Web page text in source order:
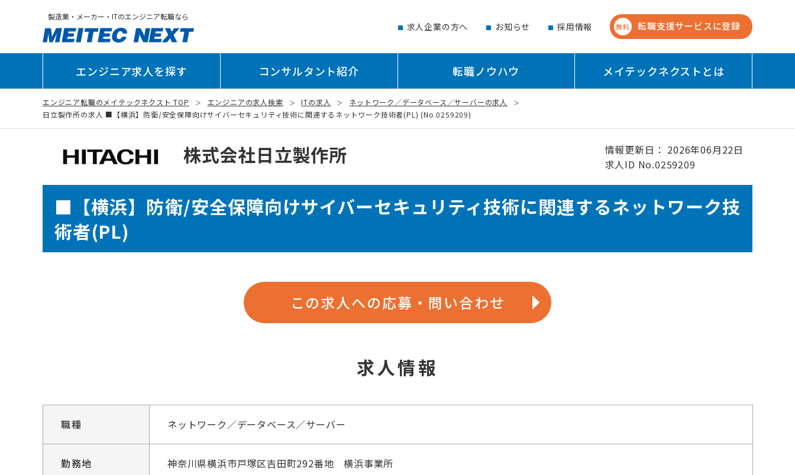
製造業・メーカー・ITのエンジニア転職なら
求人企業の方へ お知らせ 採用情報 無料 転職支援サービスに登録
エンジニア求人を探す コンサルタント紹介 転職ノウハウ メイテックネクストとは
エンジニア転職のメイテックネクスト TOP エンジニアの求人検索 ITの求人
ネットワーク／データベース／サーバーの求人
日立製作所の求人 ■【横浜】防衛/安全保障向けサイバーセキュリティ技術に関連するネットワーク技術者(PL) (No.0259209)
株式会社日立製作所
情報更新日： 2026年06月22日
求人ID No.0259209
■【横浜】防衛/安全保障向けサイバーセキュリティ技術に関連するネットワーク技
術者(PL)
この求人への応募・問い合わせ
求人情報
職種 ネットワーク／データベース／サーバー
勤務地 神奈川県横浜市戸塚区吉田町292番地 横浜事業所